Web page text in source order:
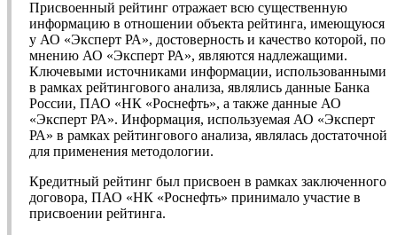
Присвоенный рейтинг отражает всю существенную
информацию в отношении объекта рейтинга, имеющуюся
у АО «Эксперт РА», достоверность и качество которой, по
мнению АО «Эксперт РА», являются надлежащими.
Ключевыми источниками информации, использованными
в рамках рейтингового анализа, являлись данные Банка
России, ПАО «НК «Роснефть», а также данные АО
«Эксперт РА». Информация, используемая АО «Эксперт
РА» в рамках рейтингового анализа, являлась достаточной
для применения методологии.
Кредитный рейтинг был присвоен в рамках заключенного
договора, ПАО «НК «Роснефть» принимало участие в
присвоении рейтинга.